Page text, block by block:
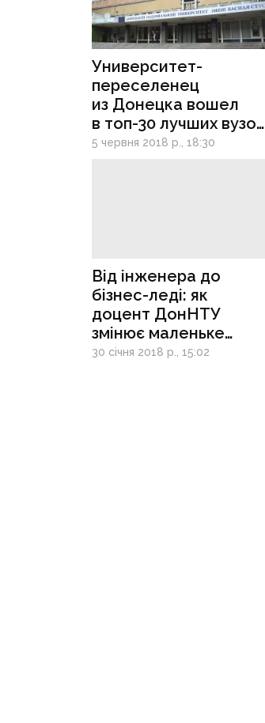
Университет-
переселенец
из Донецка вошел
в топ-30 лучших вузов
Украины
5 червня 2018 р., 18:30
Від інженера до
бізнес-леді: як
доцент ДонНТУ
змінює маленьке
місто на Донбасі
30 січня 2018 р., 15:02